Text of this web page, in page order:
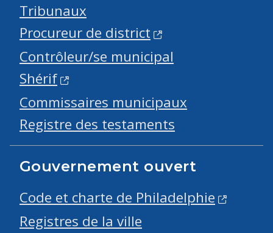
Tribunaux
Procureur de district
Contrôleur/se municipal
Shérif
Commissaires municipaux
Registre des testaments
Gouvernement ouvert
Code et charte de Philadelphie
Registres de la ville